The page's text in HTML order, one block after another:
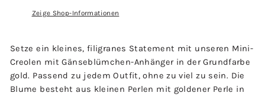
Zeige Shop-Informationen
Setze ein kleines, filigranes Statement mit unseren Mini-
Creolen mit Gänseblümchen-Anhänger in der Grundfarbe
gold. Passend zu jedem Outfit, ohne zu viel zu sein. Die
Blume besteht aus kleinen Perlen mit goldener Perle in